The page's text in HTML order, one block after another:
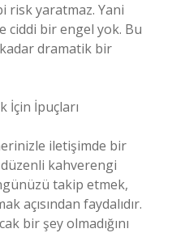
risk yaratmaz. Yani
ciddi bir engel yok. Bu
dramatik bir
İçin İpuçları
iletişimde bir
kahverengi
takip etmek,
açısından faydalıdır.
bir şey olmadığını